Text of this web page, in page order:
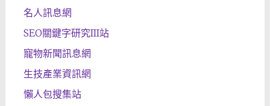
名人訊息網
SEO關鍵字研究III站
寵物新聞訊息網
生技產業資訊網
懶人包搜集站